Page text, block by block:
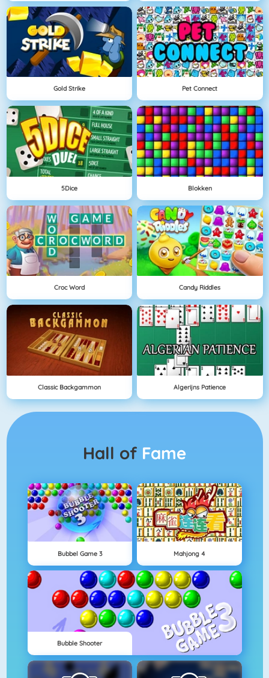
Gold Strike Pet Connect
5Dice Blokken
Croc Word Candy Riddles
Classic Backgammon Algerijns Patience
Hall of Fame
Bubbel Game 3 Mahjong 4
Bubble Shooter